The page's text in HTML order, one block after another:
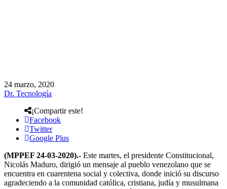
24 marzo, 2020
Dr. Tecnología
¡Compartir este!
Facebook
Twitter
Google Plus
(MPPEF 24-03-2020).- Este martes, el presidente Constitucional,
Nicolás Maduro, dirigió un mensaje al pueblo venezolano que se
encuentra en cuarentena social y colectiva, donde inició su discurso
agradeciendo a la comunidad católica, cristiana, judía y musulmana